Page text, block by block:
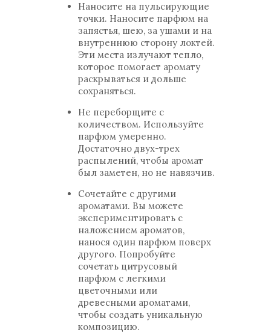
Наносите на пульсирующие
точки. Наносите парфюм на
запястья, шею, за ушами и на
внутреннюю сторону локтей.
Эти места излучают тепло,
которое помогает аромату
раскрываться и дольше
сохраняться.
Не переборщите с
количеством. Используйте
парфюм умеренно.
Достаточно двух-трех
распылений, чтобы аромат
был заметен, но не навязчив.
Сочетайте с другими
ароматами. Вы можете
экспериментировать с
наложением ароматов,
нанося один парфюм поверх
другого. Попробуйте
сочетать цитрусовый
парфюм с легкими
цветочными или
древесными ароматами,
чтобы создать уникальную
композицию.